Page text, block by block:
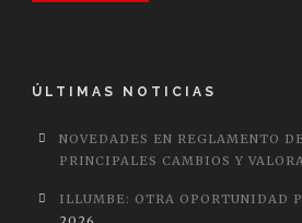
ÚLTIMAS NOTICIAS
NOVEDADES EN REGLAMENTO
PRINCIPALES CAMBIOS Y
ILLUMBE: OTRA OPORTUNIDAD